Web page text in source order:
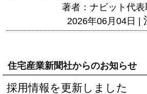
著者：ナビット代
2026年06月04日 |
住宅産業新聞社からのお知らせ
採用情報を更新しました